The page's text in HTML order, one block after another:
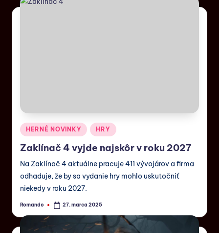
HERNÉ NOVINKY HRY
Zaklínač 4 vyjde najskôr v roku 2027
Na Zaklínač 4 aktuálne pracuje 411 vývojárov a firma
odhaduje, že by sa vydanie hry mohlo uskutočniť
niekedy v roku 2027.
Romando 27. marca 2025